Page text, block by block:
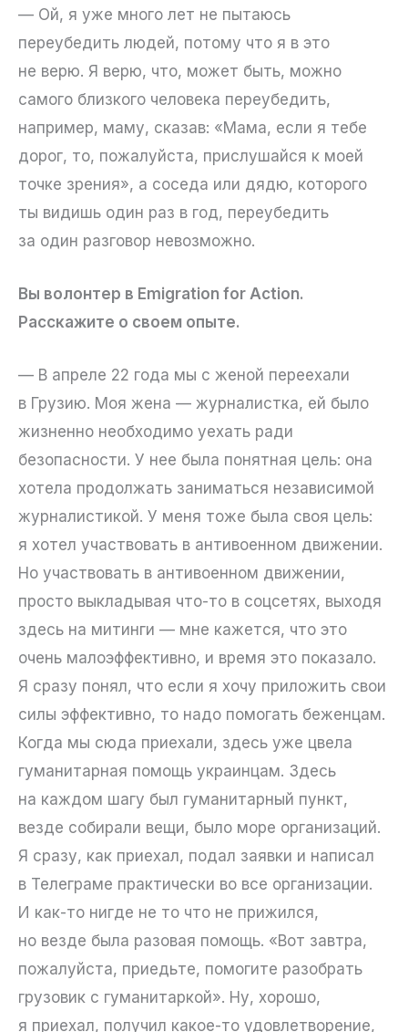
— Ой, я уже много лет не пытаюсь
переубедить людей, потому что я в это
не верю. Я верю, что, может быть, можно
самого близкого человека переубедить,
например, маму, сказав: «Мама, если я тебе
дорог, то, пожалуйста, прислушайся к моей
точке зрения», а соседа или дядю, которого
ты видишь один раз в год, переубедить
за один разговор невозможно.
Вы волонтер в Emigration for Action.
Расскажите о своем опыте.
— В апреле 22 года мы с женой переехали
в Грузию. Моя жена — журналистка, ей было
жизненно необходимо уехать ради
безопасности. У нее была понятная цель: она
хотела продолжать заниматься независимой
журналистикой. У меня тоже была своя цель:
я хотел участвовать в антивоенном движении.
Но участвовать в антивоенном движении,
просто выкладывая что-то в соцсетях, выходя
здесь на митинги — мне кажется, что это
очень малоэффективно, и время это показало.
Я сразу понял, что если я хочу приложить свои
силы эффективно, то надо помогать беженцам.
Когда мы сюда приехали, здесь уже цвела
гуманитарная помощь украинцам. Здесь
на каждом шагу был гуманитарный пункт,
везде собирали вещи, было море организаций.
Я сразу, как приехал, подал заявки и написал
в Телеграме практически во все организации.
И как-то нигде не то что не прижился,
но везде была разовая помощь. «Вот завтра,
пожалуйста, приедьте, помогите разобрать
грузовик с гуманитаркой». Ну, хорошо,
я приехал, получил какое-то удовлетворение,